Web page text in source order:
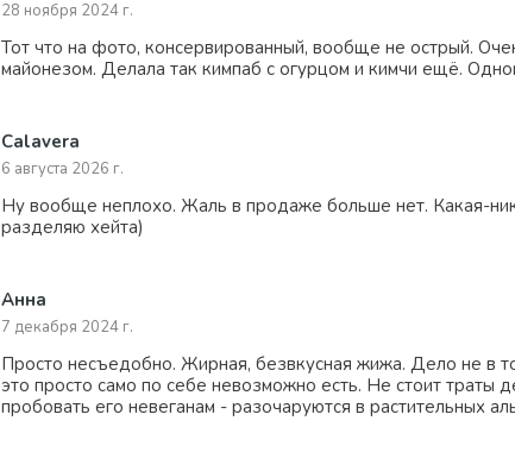
28 ноября 2024 г.
Тот что на фото, консервированный, вообще не острый.
майонезом. Делала так кимпаб с огурцом и кимчи ещё.
Calavera
6 августа 2026 г.
Ну вообще неплохо. Жаль в продаже больше нет. Какая-
разделяю хейта)
Анна
7 декабря 2024 г.
Просто несъедобно. Жирная, безвкусная жижа. Дело не в
это просто само по себе невозможно есть. Не стоит траты
пробовать его невеганам - разочаруются в растительных